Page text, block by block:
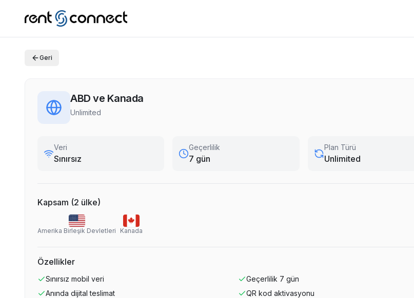
Geri
ABD ve Kanada
Unlimited
Veri
Sınırsız
Geçerlilik
7 gün
Plan Türü
Unlimited
Kapsam (2 ülke)
Amerika Birleşik Devletleri Kanada
Özellikler
Sınırsız mobil veri Geçerlilik 7 gün
Anında dijital teslimat
QR kod aktivasyonu